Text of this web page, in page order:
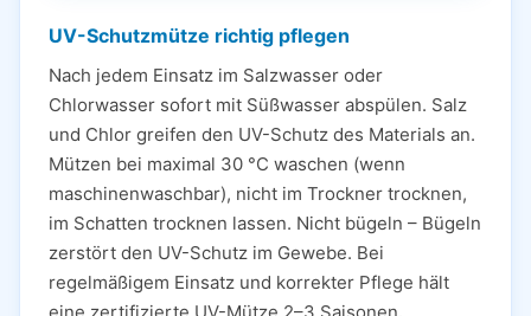
UV-Schutzmütze richtig pflegen
Nach jedem Einsatz im Salzwasser oder
Chlorwasser sofort mit Süßwasser abspülen. Salz
und Chlor greifen den UV-Schutz des Materials an.
Mützen bei maximal 30 °C waschen (wenn
maschinenwaschbar), nicht im Trockner trocknen,
im Schatten trocknen lassen. Nicht bügeln – Bügeln
zerstört den UV-Schutz im Gewebe. Bei
regelmäßigem Einsatz und korrekter Pflege hält